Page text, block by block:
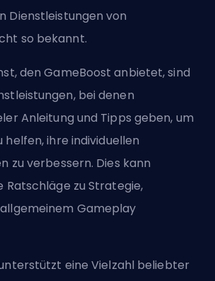
Dienstleistungen von
so bekannt.
den GameBoost anbietet, sind
bei denen
Anleitung und Tipps geben, um
helfen, ihre individuellen
zu verbessern. Dies kann
Ratschläge zu Strategie,
Gameplay
eine Vielzahl beliebter